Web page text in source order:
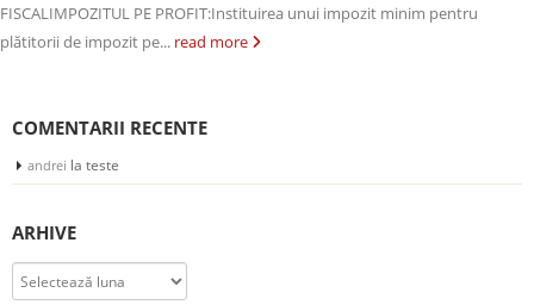
FISCALIMPOZITUL PE PROFIT:Instituirea unui impozit minim pentru
plătitorii de impozit pe... read more
COMENTARII RECENTE
andrei la teste
ARHIVE
Arhive